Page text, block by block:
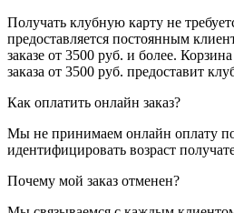
Получать клубную карту не
предоставляется постоянным
заказе от 3500 руб. и более.
заказа от 3500 руб. предоставит
Как оплатить онлайн заказ?
Мы не принимаем онлайн оплату
идентифицировать возраст
Почему мой заказ отменен?